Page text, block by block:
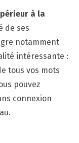
à la
de ses
notamment
intéressante :
tous vos mots
pouvez
connexion